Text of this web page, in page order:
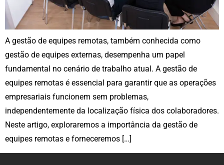
A gestão de equipes remotas, também conhecida como
gestão de equipes externas, desempenha um papel
fundamental no cenário de trabalho atual. A gestão de
equipes remotas é essencial para garantir que as operações
empresariais funcionem sem problemas,
independentemente da localização física dos colaboradores.
Neste artigo, exploraremos a importância da gestão de
equipes remotas e forneceremos […]